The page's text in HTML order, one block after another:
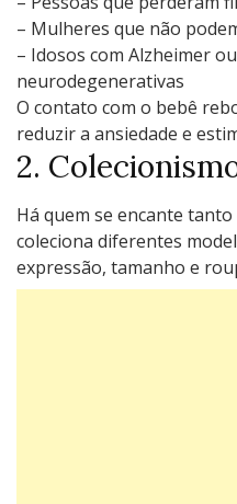
– Mulheres que não
– Idosos com Alzheimer
neurodegenerativas
O contato com o bebê
reduzir a ansiedade e
2.
Há quem se encante
coleciona diferentes
expressão, tamanho e